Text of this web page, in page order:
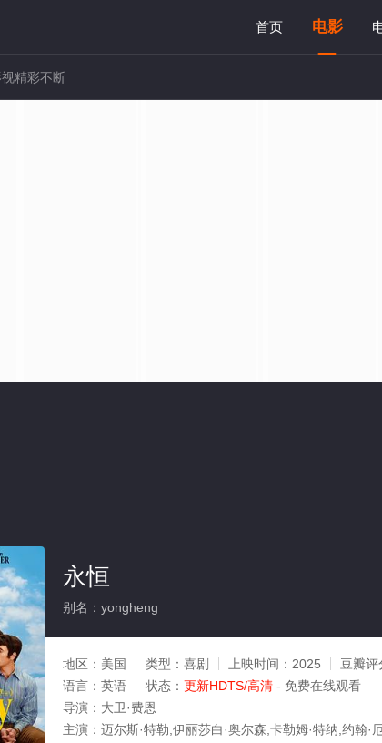
首页 电影
永恒
别名：yongheng
地区： 美国 类型： 喜剧 上映时间： 2025 豆瓣评
语言： 英语 状态： 更新HDTS/高清 - 免费在线观看
导演： 大卫·费恩
主演： 迈尔斯·特勒,伊丽莎白·奥尔森,卡勒姆·特纳,约翰·